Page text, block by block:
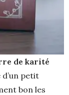
de karité
petit
bon les